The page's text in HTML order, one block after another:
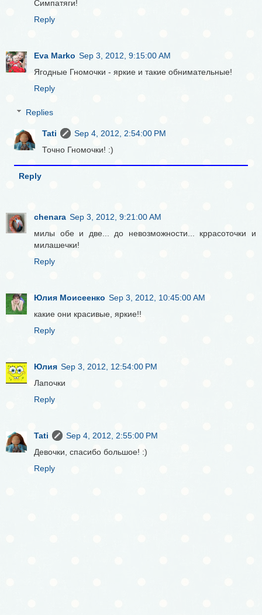
Симпатяги!
Reply
Eva Marko Sep 3, 2012, 9:15:00 AM
Ягодные Гномочки - яркие и такие обнимательные!
Reply
Replies
Tati
Sep 4, 2012, 2:54:00 PM
Точно Гномочки! :)
Reply
chenara Sep 3, 2012, 9:21:00 AM
милы обе и две... до невозможности... кррасоточки и
милашечки!
Reply
Юлия Моисеенко Sep 3, 2012, 10:45:00 AM
какие они красивые, яркие!!
Reply
Юлия Sep 3, 2012, 12:54:00 PM
Лапочки
Reply
Tati
Sep 4, 2012, 2:55:00 PM
Девочки, спасибо большое! :)
Reply